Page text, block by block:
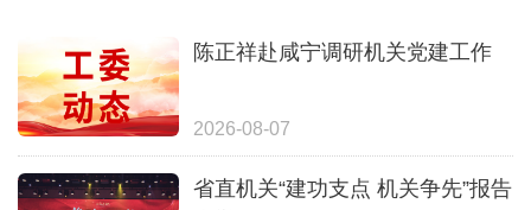
陈正祥赴咸宁调研机关党建工作
2026-08-07
省直机关“建功支点 机关争先”报告